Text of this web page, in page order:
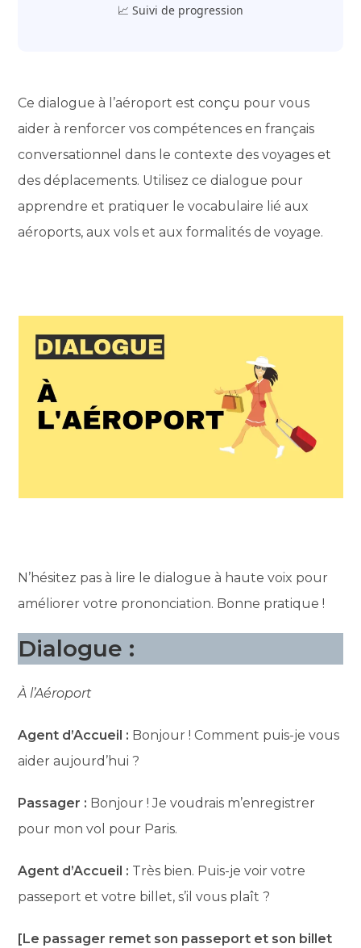
📈 Suivi de progression
Ce dialogue à l’aéroport est conçu pour vous
aider à renforcer vos compétences en français
conversationnel dans le contexte des voyages et
des déplacements. Utilisez ce dialogue pour
apprendre et pratiquer le vocabulaire lié aux
aéroports, aux vols et aux formalités de voyage.
N’hésitez pas à lire le dialogue à haute voix pour
améliorer votre prononciation. Bonne pratique !
Dialogue :
À l’Aéroport
Agent d’Accueil : Bonjour ! Comment puis-je vous
aider aujourd’hui ?
Passager : Bonjour ! Je voudrais m’enregistrer
pour mon vol pour Paris.
Agent d’Accueil : Très bien. Puis-je voir votre
passeport et votre billet, s’il vous plaît ?
[Le passager remet son passeport et son billet